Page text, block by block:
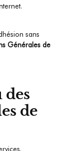
sans
Générales de
de